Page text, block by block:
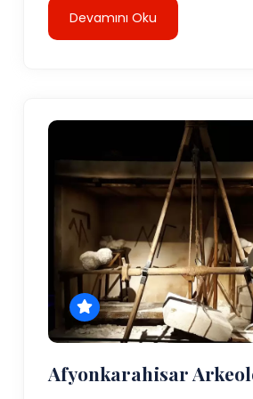
Devamını Oku
Afyonkarahisar